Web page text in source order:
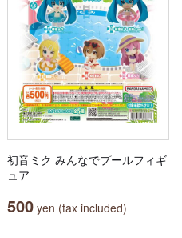
初音ミク みんなでプールフィギ
ュア
500 yen (tax included)